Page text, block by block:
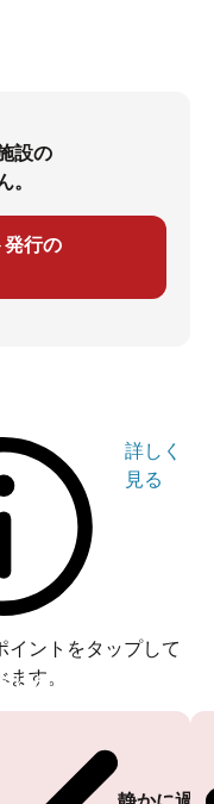
設の
。
発行の
詳しく
見る
イントをタップして
す。
りがとうございます